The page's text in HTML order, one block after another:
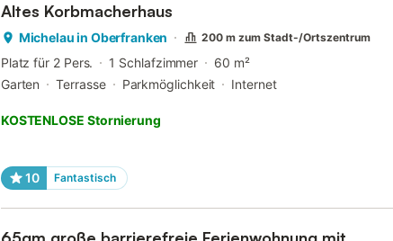
Altes Korbmacherhaus
Michelau in Oberfranken 200 m zum Stadt-/Ortszentrum
Platz für 2 Pers. 1 Schlafzimmer
60 m²
Garten
Terrasse Parkmöglichkeit Internet
KOSTENLOSE Stornierung
10 Fantastisch